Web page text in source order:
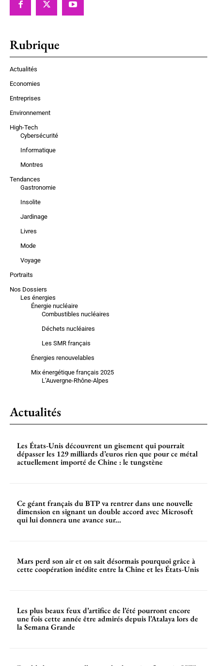
Rubrique
Actualités
Economies
Entreprises
Environnement
High-Tech
Cybersécurité
Informatique
Montres
Tendances
Gastronomie
Insolite
Jardinage
Livres
Mode
Voyage
Portraits
Nos Dossiers
Les énergies
Énergie nucléaire
Combustibles nucléaires
Déchets nucléaires
Les SMR français
Énergies renouvelables
Mix énergétique français 2025
L’Auvergne-Rhône-Alpes
Actualités
Les États-Unis découvrent un gisement qui pourrait
dépasser les 129 milliards d’euros rien que pour ce métal
actuellement importé de Chine : le tungstène
Ce géant français du BTP va rentrer dans une nouvelle
dimension en signant un double accord avec Microsoft
qui lui donnera une avance sur...
Mars perd son air et on sait désormais pourquoi grâce à
cette coopération inédite entre la Chine et les États-Unis
Les plus beaux feux d’artifice de l’été pourront encore
une fois cette année être admirés depuis l’Atalaya lors de
la Semana Grande